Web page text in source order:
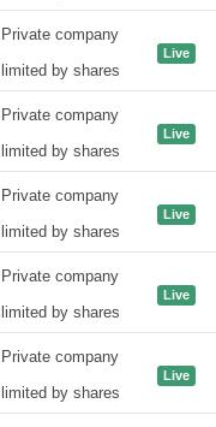
Private company
limited by shares
Live
Private company
limited by shares
Live
Private company
limited by shares
Live
Private company
limited by shares
Live
Private company
limited by shares
Live